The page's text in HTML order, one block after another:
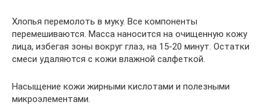
Хлопья перемолоть в муку. Все компоненты
перемешиваются. Масса наносится на очищенную кожу
лица, избегая зоны вокруг глаз, на 15-20 минут. Остатки
смеси удаляются с кожи влажной салфеткой.
Насыщение кожи жирными кислотами и полезными
микроэлементами.